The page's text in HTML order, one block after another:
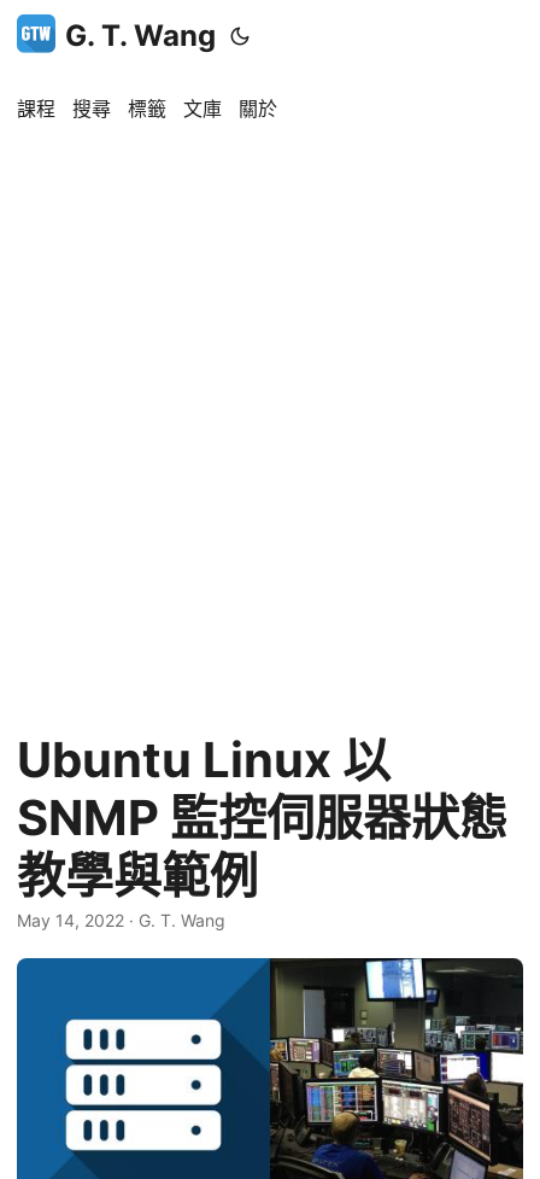
G. T. Wang
課程 搜尋 標籤 文庫 關於
Ubuntu Linux 以
SNMP 監控伺服器狀態
教學與範例
May 14, 2022 · G. T. Wang